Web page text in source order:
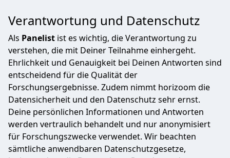
Verantwortung und Datenschutz
Als Panelist ist es wichtig, die Verantwortung zu
verstehen, die mit Deiner Teilnahme einhergeht.
Ehrlichkeit und Genauigkeit bei Deinen Antworten sind
entscheidend für die Qualität der
Forschungsergebnisse. Zudem nimmt horizoom die
Datensicherheit und den Datenschutz sehr ernst.
Deine persönlichen Informationen und Antworten
werden vertraulich behandelt und nur anonymisiert
für Forschungszwecke verwendet. Wir beachten
sämtliche anwendbaren Datenschutzgesetze,